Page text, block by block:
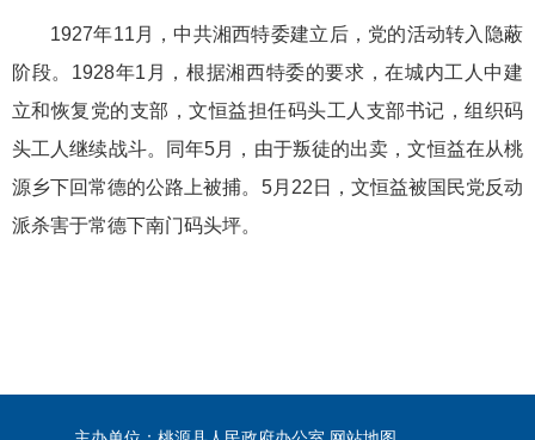
1927年11月，中共湘西特委建立后，党的活动转入隐蔽
阶段。1928年1月，根据湘西特委的要求，在城内工人中建
立和恢复党的支部，文恒益担任码头工人支部书记，组织码
头工人继续战斗。同年5月，由于叛徒的出卖，文恒益在从桃
源乡下回常德的公路上被捕。5月22日，文恒益被国民党反动
派杀害于常德下南门码头坪。